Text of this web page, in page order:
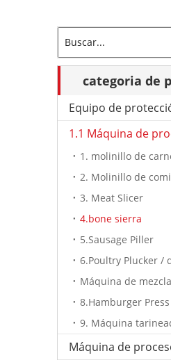
categoria de
1. molinillo de
2. Molinillo de
3. Meat Slicer
4.bone sierra
5.Sausage Piller
8.Hamburger Press
9. Máquina